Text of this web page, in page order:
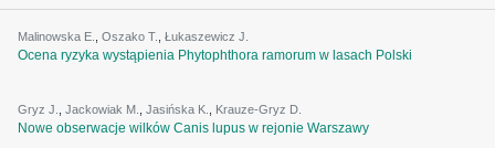
Malinowska E. Oszako T. Łukaszewicz J.
Ocena ryzyka wystąpienia Phytophthora ramorum w lasach Polski
Gryz J. Jackowiak M. Jasińska K. Krauze-Gryz D.
Nowe obserwacje wilków Canis lupus w rejonie Warszawy